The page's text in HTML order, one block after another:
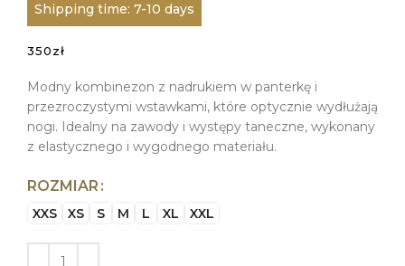
Shipping time: 7-10 days
350zł
Modny kombinezon z nadrukiem w panterkę i
przezroczystymi wstawkami, które optycznie wydłużają
nogi. Idealny na zawody i występy taneczne, wykonany
z elastycznego i wygodnego materiału.
ROZMIAR
XXS XS S M L XL XXL